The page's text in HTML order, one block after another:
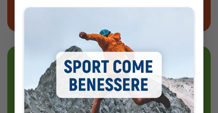
SCARICA LA SCHEDA
Invita un collega
a partecipare all’iniziativa!